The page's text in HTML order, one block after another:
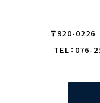
〒920-0226
TEL：076-